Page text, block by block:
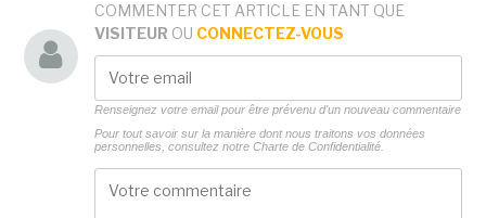
COMMENTER CET ARTICLE EN TANT QUE
VISITEUR OU CONNECTEZ-VOUS
Renseignez votre email pour être prévenu d'un nouveau commentaire
Pour tout savoir sur la manière dont nous traitons vos données
personnelles, consultez notre Charte de Confidentialité.